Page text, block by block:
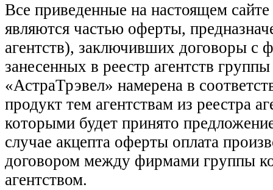
Все приведенные на настоящем
являются частью оферты,
агентств), заключивших договоры
занесенных в реестр агентств
«АстраТрэвел» намерена в
продукт тем агентствам из реестра
которыми будет принято
случае акцепта оферты оплата
договором между фирмами группы
агентством.